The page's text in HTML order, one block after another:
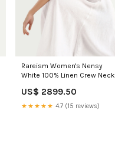
Rareism Women's Nensy
White 100% Linen Crew Neck
US$ 2899.50
★★★★★ 4.7 (15 reviews)